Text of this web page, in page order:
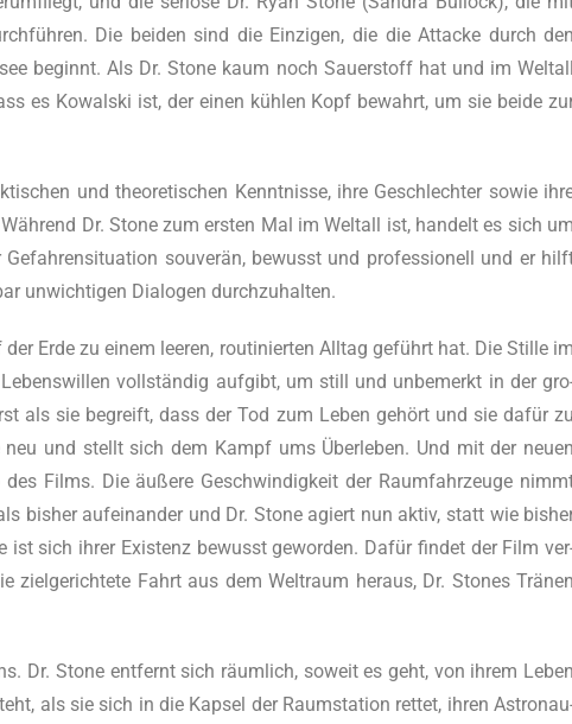
Die bei­den sind die Ein­zi­gen, die die Atta­cke durch
beginnt. Als Dr. Stone kaum noch Sau­er­stoff hat und im
es Kowal­ski ist, der einen küh­len Kopf bewahrt, um sie bei­de
und theo­re­ti­schen Kennt­nis­se, ihre Geschlech­ter sowie
Dr. Stone zum ers­ten Mal im Welt­all ist, han­delt es sich
sou­ve­rän, bewusst und pro­fes­sio­nell und er
unwich­ti­gen Dia­lo­gen durchzuhalten.
Erde zu einem lee­ren, rou­ti­nier­ten All­tag geführt hat. Die Stil­le
voll­stän­dig auf­gibt, um still und unbe­merkt in der
als sie begreift, dass der Tod zum Leben gehört und sie dafür
und stellt sich dem Kampf ums Über­le­ben. Und mit der
Films. Die äuße­re Geschwin­dig­keit der Raum­fahr­zeu­ge
bis­her auf­ein­an­der und Dr. Stone agiert nun aktiv, statt wie
sich ihrer Exis­tenz bewusst gewor­den. Dafür fin­det der Film
ziel­ge­rich­te­te Fahrt aus dem Welt­raum her­aus, Dr. Stones
Dr. Stone ent­fernt sich räum­lich, soweit es geht, von ihrem
als sie sich in die Kap­sel der Raum­sta­ti­on ret­tet, ihren